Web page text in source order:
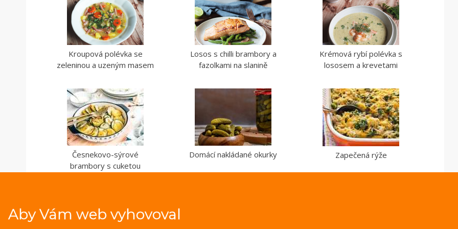
Kroupová polévka se
zeleninou a uzeným masem
Losos s chilli brambory a
fazolkami na slanině
Krémová rybí polévka s
lososem a krevetami
Česnekovo-sýrové
brambory s cuketou
Domácí nakládané okurky Zapečená rýže
Aby Vám web vyhovoval